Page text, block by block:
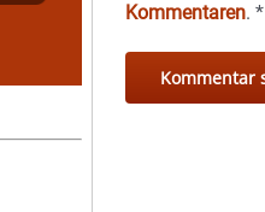
Kommentaren.*